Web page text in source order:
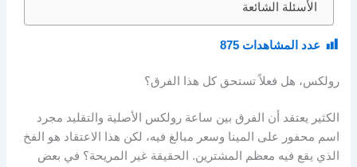
الأسئلة الشائعة
عدد المشاهدات 875
رولكس، هل فعلاً تستحق كل هذا الفرق؟
الكثير يعتقد أن الفرق بين ساعة رولكس الأصلية والتقليد مجرد
اسم محفور على المينا وسعر مبالغ فيه، لكن هذا الاعتقاد هو الفخ
الذي يقع فيه معظم المشترين. الحقيقة غير المريحة؟ في بعض